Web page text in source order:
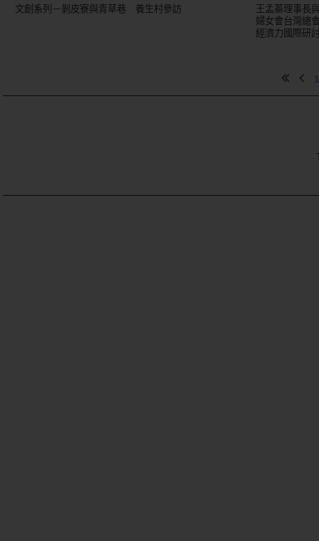
文創系列－剝皮寮與青草巷 養生村參訪
王孟蓁理事長
婦女會台灣總
經濟力國際研
1